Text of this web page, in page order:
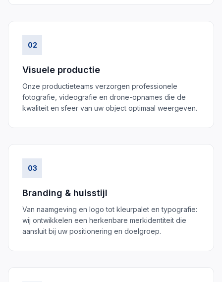
02
Visuele productie
Onze productieteams verzorgen professionele
fotografie, videografie en drone-opnames die de
kwaliteit en sfeer van uw object optimaal weergeven.
03
Branding & huisstijl
Van naamgeving en logo tot kleurpalet en typografie:
wij ontwikkelen een herkenbare merkidentiteit die
aansluit bij uw positionering en doelgroep.